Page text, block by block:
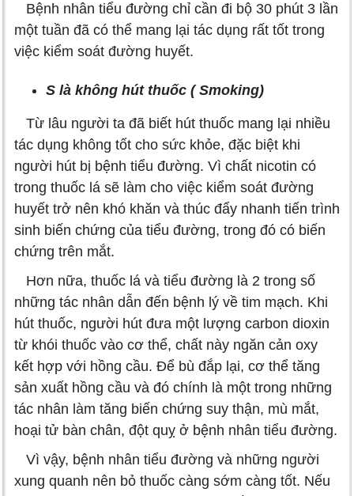
Bệnh nhân tiểu đường chỉ cần đi bộ 30 phút 3 lần
một tuần đã có thể mang lại tác dụng rất tốt trong
việc kiểm soát đường huyết.
S là không hút thuốc ( Smoking)
Từ lâu người ta đã biết hút thuốc mang lại nhiều
tác dụng không tốt cho sức khỏe, đặc biệt khi
người hút bị bệnh tiểu đường. Vì chất nicotin có
trong thuốc lá sẽ làm cho việc kiểm soát đường
huyết trở nên khó khăn và thúc đẩy nhanh tiến trình
sinh biến chứng của tiểu đường, trong đó có biến
chứng trên mắt.
Hơn nữa, thuốc lá và tiểu đường là 2 trong số
những tác nhân dẫn đến bệnh lý về tim mạch. Khi
hút thuốc, người hút đưa một lượng carbon dioxin
từ khói thuốc vào cơ thể, chất này ngăn cản oxy
kết hợp với hồng cầu. Để bù đắp lại, cơ thể tăng
sản xuất hồng cầu và đó chính là một trong những
tác nhân làm tăng biến chứng suy thận, mù mắt,
hoại tử bàn chân, đột quỵ ở bệnh nhân tiểu đường.
Vì vậy, bệnh nhân tiểu đường và những người
xung quanh nên bỏ thuốc càng sớm càng tốt. Nếu